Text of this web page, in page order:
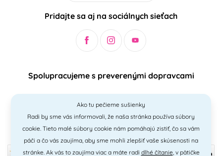
Pridajte sa aj na sociálnych sieťach
Spolupracujeme s preverenými dopravcami
Bezpečný a jednoduchý spôsob platieb
Ako tu pečieme sušienky
Radi by sme vás informovali, že naša stránka používa súbory
cookie. Tieto malé súbory cookie nám pomáhajú zistiť, čo sa vám
páči a čo vás zaujíma, aby sme mohli zlepšiť vaše skúsenosti na
stránke. Ak vás to zaujíma viac a máte radi dlhé čítanie, v pätičke